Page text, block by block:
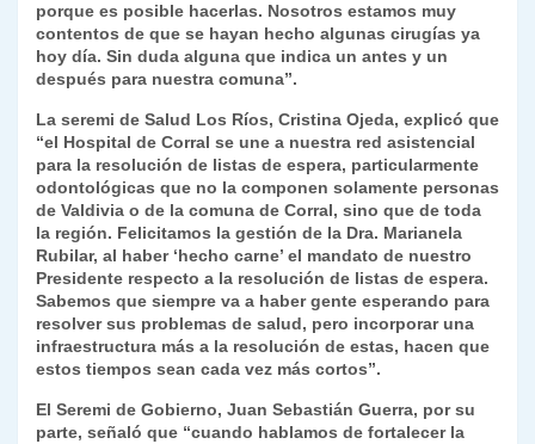
porque es posible hacerlas. Nosotros estamos muy
contentos de que se hayan hecho algunas cirugías ya
hoy día. Sin duda alguna que indica un antes y un
después para nuestra comuna”.
La seremi de Salud Los Ríos, Cristina Ojeda, explicó que
“el Hospital de Corral se une a nuestra red asistencial
para la resolución de listas de espera, particularmente
odontológicas que no la componen solamente personas
de Valdivia o de la comuna de Corral, sino que de toda
la región. Felicitamos la gestión de la Dra. Marianela
Rubilar, al haber ‘hecho carne’ el mandato de nuestro
Presidente respecto a la resolución de listas de espera.
Sabemos que siempre va a haber gente esperando para
resolver sus problemas de salud, pero incorporar una
infraestructura más a la resolución de estas, hacen que
estos tiempos sean cada vez más cortos”.
El Seremi de Gobierno, Juan Sebastián Guerra, por su
parte, señaló que “cuando hablamos de fortalecer la